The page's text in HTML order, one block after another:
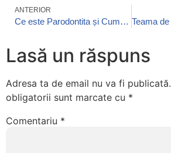
ANTERIOR
Ce este Parodontita și Cum Se Poate Preveni
Lasă un răspuns
Adresa ta de email nu va fi publicată.
obligatorii sunt marcate cu *
Comentariu *